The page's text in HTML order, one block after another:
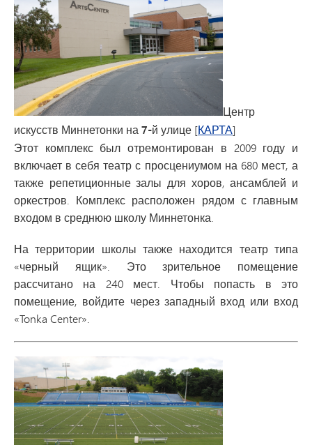
Центр
искусств Миннетонки на 7-й улице [КАРТА]
Этот комплекс был отремонтирован в 2009 году и
включает в себя театр с просцениумом на 680 мест, а
также репетиционные залы для хоров, ансамблей и
оркестров. Комплекс расположен рядом с главным
входом в среднюю школу Миннетонка.
На территории школы также находится театр типа
«черный ящик». Это зрительное помещение
рассчитано на 240 мест. Чтобы попасть в это
помещение, войдите через западный вход или вход
«Tonka Center».